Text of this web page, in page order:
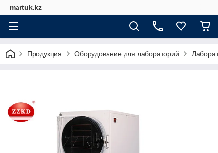
martuk.kz
Продукция Оборудование для лабораторий